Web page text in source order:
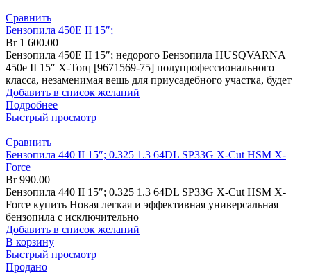
Сравнить
Бензопила 450Е II 15″;
Br1 600.00
Бензопила 450Е II 15″; недорого Бензопила HUSQVARNA
450е II 15″ X-Torq [9671569-75] полупрофессионального
класса, незаменимая вещь для приусадебного участка, будет
Добавить в список желаний
Подробнее
Быстрый просмотр
Сравнить
Бензопила 440 II 15″; 0.325 1.3 64DL SP33G X-Cut HSM X-
Force
Br990.00
Бензопила 440 II 15″; 0.325 1.3 64DL SP33G X-Cut HSM X-
Force купить Новая легкая и эффективная универсальная
бензопила с исключительно
Добавить в список желаний
В корзину
Быстрый просмотр
Продано